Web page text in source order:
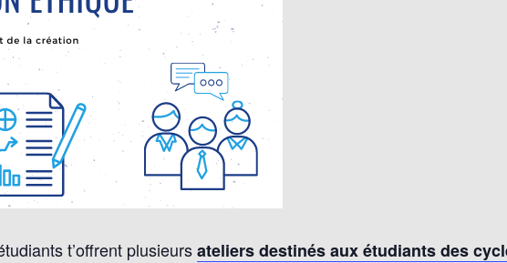
t’offrent plusieursateliers destinés aux étudiants des